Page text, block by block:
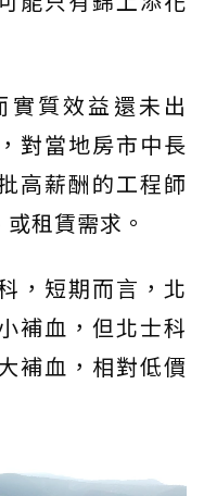
質效益還未出
對當地房市中長
高薪酬的工程師
租賃需求。
，短期而言，北
補血，但北士科
補血，相對低價